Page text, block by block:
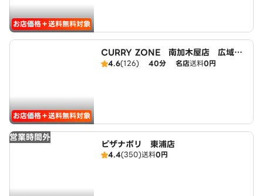
お店価格＋送料無料対象
お店価格＋送料無料対象
CURRY ZONE 南加木屋店 広域エ
リア
4.6(126) 40分 名店送料0円
営業時間外
ピザナポリ 東浦店
4.4(350)送料0円